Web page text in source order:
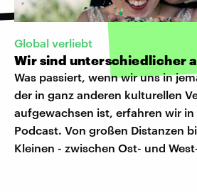
Global verliebt
Wir sind unterschiedlicher
Was passiert, wenn wir uns in
der in ganz anderen kulturellen
aufgewachsen ist, erfahren wir in
Podcast. Von großen Distanzen
Kleinen - zwischen Ost- und